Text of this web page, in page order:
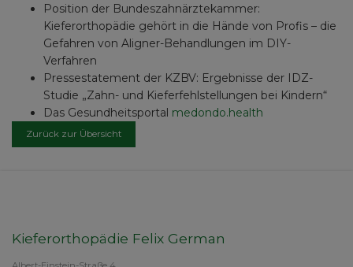
Zurück zur Übersicht
Position der Bundeszahnärztekammer:
Kieferorthopädie gehört in die Hände von Profis – die
Gefahren von Aligner-Behandlungen im DIY-
Verfahren
Pressestatement der KZBV: Ergebnisse der IDZ-
Studie „Zahn- und Kieferfehlstellungen bei Kindern“
Das Gesundheitsportal medondo.health
Kieferorthopädie Felix German